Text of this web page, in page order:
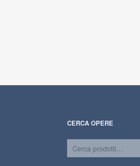
CERCA OPERE